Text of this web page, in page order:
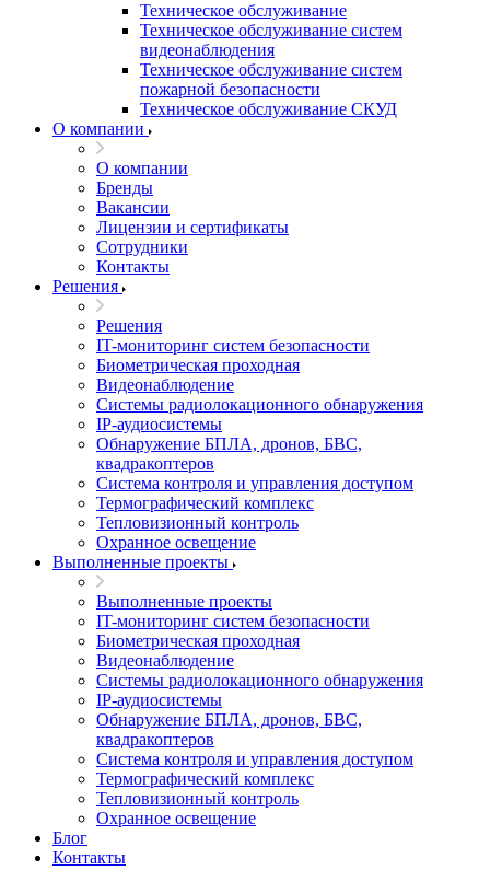
Техническое обслуживание
Техническое обслуживание систем
видеонаблюдения
Техническое обслуживание систем
пожарной безопасности
Техническое обслуживание СКУД
О компании
О компании
Бренды
Вакансии
Лицензии и сертификаты
Сотрудники
Контакты
Решения
Решения
IT-мониторинг систем безопасности
Биометрическая проходная
Видеонаблюдение
Системы радиолокационного обнаружения
IP-аудиосистемы
Обнаружение БПЛА, дронов, БВС,
квадракоптеров
Система контроля и управления доступом
Термографический комплекс
Тепловизионный контроль
Охранное освещение
Выполненные проекты
Выполненные проекты
IT-мониторинг систем безопасности
Биометрическая проходная
Видеонаблюдение
Системы радиолокационного обнаружения
IP-аудиосистемы
Обнаружение БПЛА, дронов, БВС,
квадракоптеров
Система контроля и управления доступом
Термографический комплекс
Тепловизионный контроль
Охранное освещение
Блог
Контакты